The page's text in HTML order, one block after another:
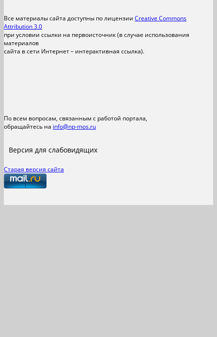
Все материалы сайта доступны по лицензии Creative Commons
Attribution 3.0
при условии ссылки на первоисточник (в случае использования
материалов
сайта в сети Интернет – интерактивная ссылка).
По всем вопросам, связанным с работой портала,
обращайтесь на info@np-mos.ru
Версия для слабовидящих
Старая версия сайта